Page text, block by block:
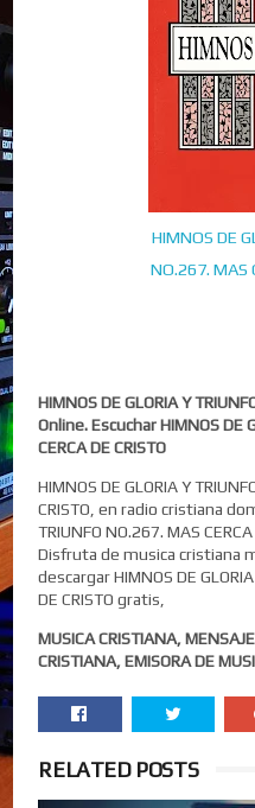
HIMNOS DE
NO.267. MAS
HIMNOS DE GLORIA Y
Online. Escuchar HIMNOS DE
CERCA DE CRISTO
HIMNOS DE GLORIA Y
CRISTO, en radio cristiana
TRIUNFO NO.267. MAS
Disfruta de musica cristiana
descargar HIMNOS DE
DE CRISTO gratis,
MUSICA CRISTIANA,
CRISTIANA, EMISORA DE
RELATED POSTS